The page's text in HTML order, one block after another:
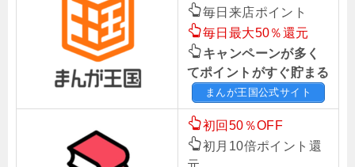
毎日来店ポイント
毎日最大50％還元
キャンペーンが多く
てポイントがすぐ貯まる
まんが王国公式サイト
初回50％OFF
初月10倍ポイント還